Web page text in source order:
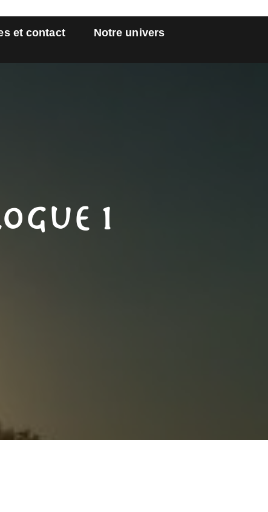
et contact Notre univers
1